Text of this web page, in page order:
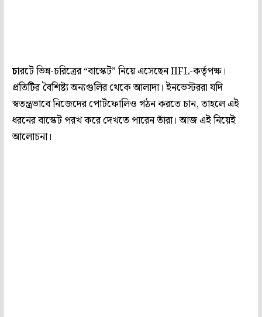
চারটে ভিন্ন-চরিত্রের “বাস্কেট” নিয়ে এসেছেন IIFL-কর্তৃপক্ষ।
প্রতিটির বৈশিষ্ট‌্য অন‌্যগুলির থেকে আলাদা। ইনভেস্টররা যদি
স্বতন্ত্রভাবে নিজেদের পোর্টফোলিও গঠন করতে চান, তাহলে এই
ধরনের বাস্কেট পরখ করে দেখতে পারেন তাঁরা। আজ এই নিয়েই
আলোচনা।